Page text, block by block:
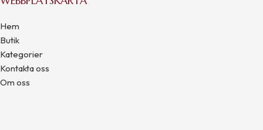
Hem
Butik
Kategorier
Kontakta oss
Om oss